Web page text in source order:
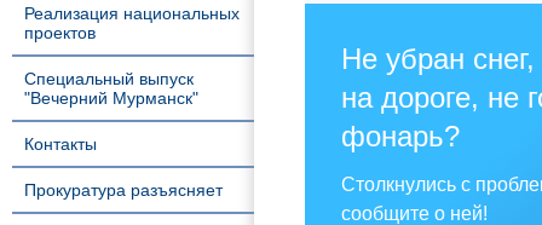
Реализация национальных
проектов
Специальный выпуск
"Вечерний Мурманск"
Контакты
Прокуратура разъясняет
Не убран
на дороге, не
фонарь?
Столкнулись с
сообщите о ней!